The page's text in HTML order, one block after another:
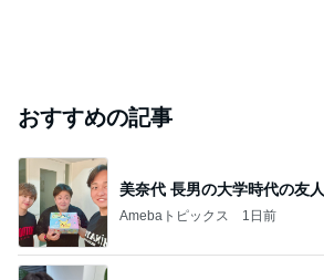
おすすめの記事
美奈代 長男の大学時代の友人
Amebaトピックス 1日前